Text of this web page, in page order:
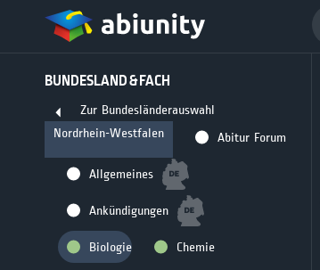
BUNDESLAND & FACH
Zur Bundesländerauswahl
Nordrhein-Westfalen
Abitur Forum
Allgemeines
Ankündigungen
Biologie Chemie